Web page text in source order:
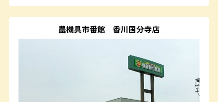
農機具市番館 香川国分寺店